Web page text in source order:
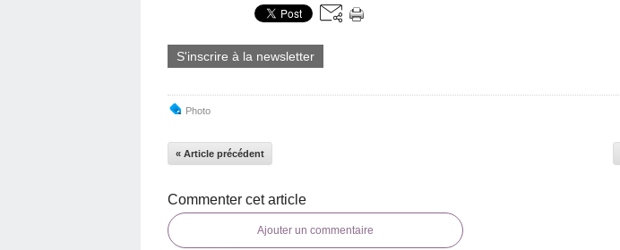
S'inscrire à la newsletter
Photo
« Article précédent
Commenter cet article
Ajouter un commentaire